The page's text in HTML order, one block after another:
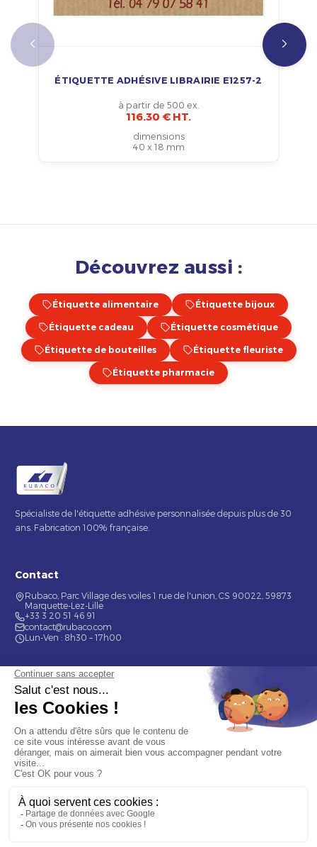
ÉTIQUETTE ADHÉSIVE LIBRAIRIE E1257-2
à partir de 500 ex.
116.30 € HT.
dimensions
40 x 18 mm
Découvrez aussi :
Étiquette alimentaire Étiquette bijoux
Étiquette cadeau Étiquette cosmétique
Étiquette de bouteilles Étiquette fleuriste
Étiquette pharmacie
Spécialiste de l'étiquette adhésive personnalisée depuis plus de 30
ans. Fabrication 100% française.
Contact
Rubaco, Parc Village des voiles 1 rue de l'union, CS 90022, 59873
Marquette-Lez-Lille
+33 3 20 51 46 91
contact@rubaco.com
Lun-Ven : 8h30 – 17h00
Nos services
Étiquette alimentaire
Étiquette de bouteilles
Informations
Mentions légales
À propos
Nous contacter